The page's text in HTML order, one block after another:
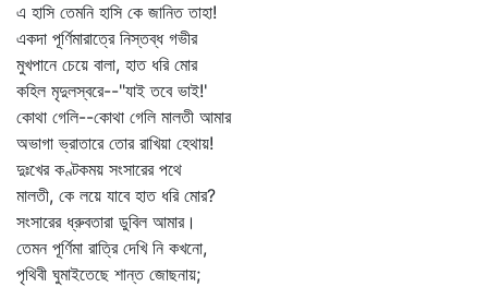
এ হাসি তেমনি হাসি কে জানিত তাহা!
একদা পূর্ণিমারাত্রে নিস্তব্ধ গভীর
মুখপানে চেয়ে বালা, হাত ধরি মোর
কহিল মৃদুলস্বরে--"যাই তবে ভাই!'
কোথা গেলি--কোথা গেলি মালতী আমার
অভাগা ভ্রাতারে তোর রাখিয়া হেথায়!
দুঃখের কণ্টকময় সংসারের পথে
মালতী, কে লয়ে যাবে হাত ধরি মোর?
সংসারের ধ্রুবতারা ডুবিল আমার।
তেমন পূর্ণিমা রাত্রি দেখি নি কখনো,
পৃথিবী ঘুমাইতেছে শান্ত জোছনায়;